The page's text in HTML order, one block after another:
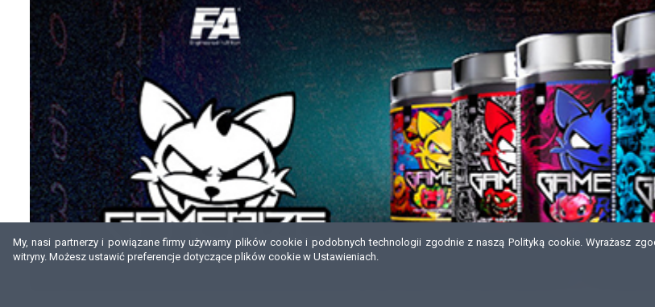
My, nasi partnerzy i powiązane firmy używamy plików cookie i podobnych technologii zgodnie z naszą Polityką cookie. Wyrażasz
witryny. Możesz ustawić preferencje dotyczące plików cookie w Ustawieniach.